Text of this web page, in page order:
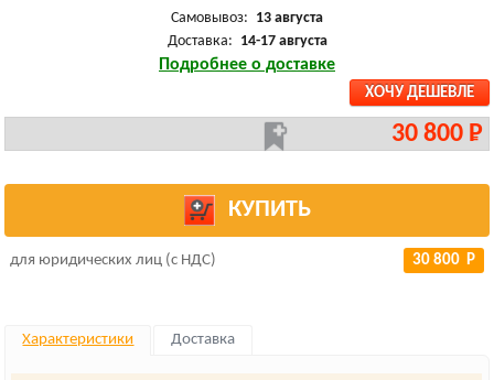
Самовывоз: 13 августа
Доставка: 14-17 августа
Подробнее о доставке
ХОЧУ ДЕШЕВЛЕ
30 800 Р
КУПИТЬ
для юридических лиц (с НДС) 30 800 Р
Характеристики Доставка